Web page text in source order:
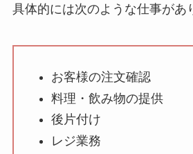
具体的には次のような仕事があ
お客様の注文確認
料理・飲み物の提供
後片付け
レジ業務